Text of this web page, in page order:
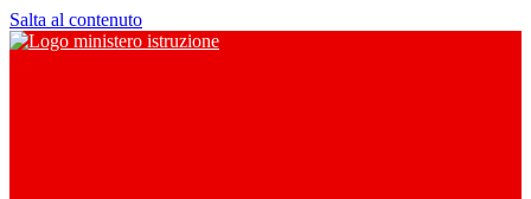
Salta al contenuto